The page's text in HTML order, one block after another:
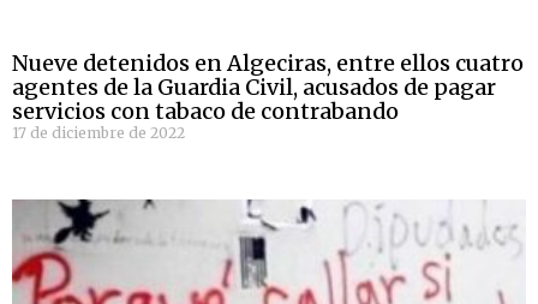
Nueve detenidos en Algeciras, entre ellos cuatro
agentes de la Guardia Civil, acusados ​​de pagar
servicios con tabaco de contrabando
17 de diciembre de 2022